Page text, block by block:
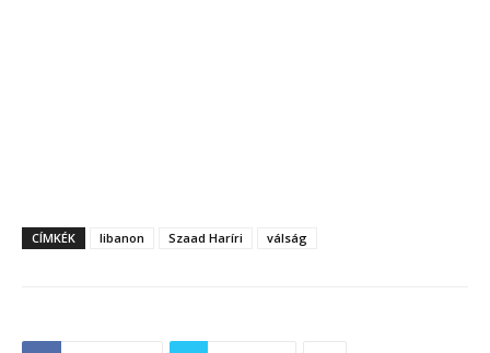
CÍMKÉK libanon Szaad Haríri válság